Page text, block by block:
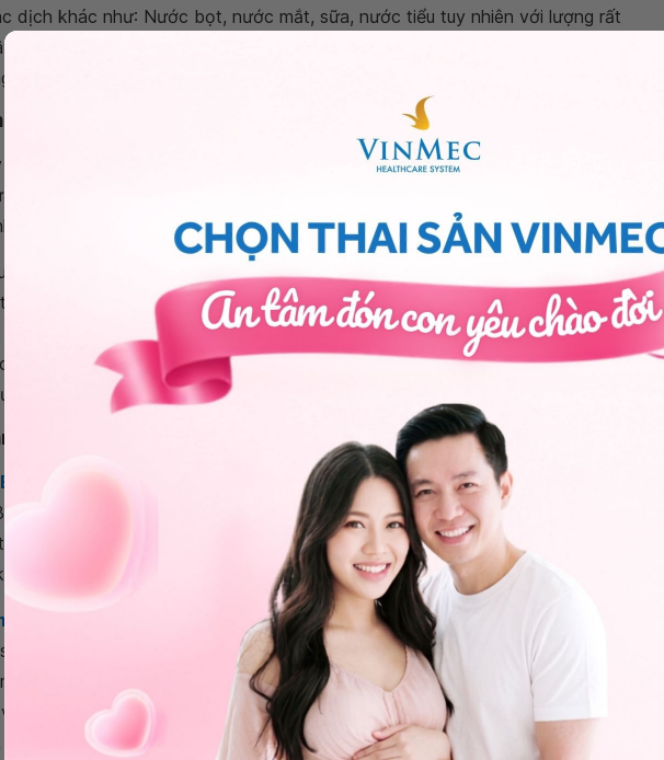
dịch khác như: Nước bọt, nước mắt, sữa, nước tiểu tuy nhiên với lượng rất
truyền qua các đường này. Do đó có 3
quan hệ tình dục và lây truyền từ mẹ sang con.
máu
viêm gan B qua đường máu khi: Máu người bị nhiễm viêm gan B được
bị nhiễm và không được bảo vệ. Các hoàn cảnh hay bị lây nhiễm viêm
bị viêm gan B cho người khác
xúc trực tiếp với máu của người bị nhiễm qua vết thương hở
có nguy cơ dính máu cao như bàn chải đánh răng, dao cạo râu... với
hiện các thủ thuật chảy máu ( nhổ răng, xăm hình...)
phẫu thuật mà không xử trí vô trùng tốt...
con
nguy cơ cao lây cho con trong quá trình mang thai. Đây là con đường lây
trên thế giới hiện nay. Khoảng 1/2 số trường hợp lây nhiễm thông qua con
mẹ sang con chủ yếu xảy ra trong quá trình đẻ, quá trình mang thai tỉ lệ
2%.
sang con
phụ thuộc vào mức độ nhân lên của virus viêm gan B trong cơ
viêm gan B trong máu mẹ. Tỷ lệ lây nhiễm viêm gan B từ mẹ sang con sẽ
viêm gan B có sự hiện diện của HBeAg. Sự hiện diện của kháng nguyên
trong máu đang nhân lên và người bệnh có khả năng lây nhiễm cao.
lệ mẹ lây sang con là khoảng 90%.